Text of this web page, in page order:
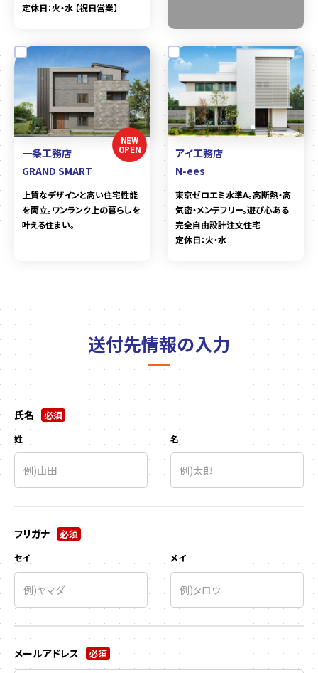
定休日：火・水 【祝日営業】
NEW
OPEN
一条工務店
GRAND SMART
上質なデザインと高い住宅性能
を両立。ワンランク上の暮らしを
叶える住まい。
アイ工務店
N-ees
東京ゼロエミ水準A。高断熱・高
気密・メンテフリー。遊び心ある
完全自由設計注文住宅
定休日：火・水
送付先情報の入力
氏名 必須
姓 名
フリガナ 必須
セイ メイ
メールアドレス 必須